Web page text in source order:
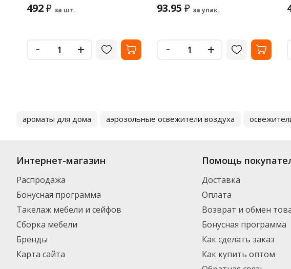
492₽ за шт.
- +
93.95 ₽ за упак.
- +
ароматы для дома аэрозольные освежители воздуха
Интернет-магазин
Распродажа
Бонусная программа
Такелаж мебели и сейфов
Сборка мебели
Бренды
Карта сайта
Помощь
Доставка
Оплата
Возврат и обмен
Бонусная программа
Как сделать заказ
Как купить оптом